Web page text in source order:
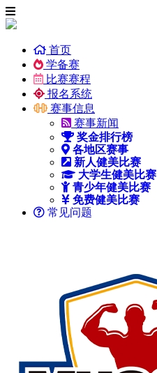
首页
学备赛
比赛赛程
报名系统
赛事信息
赛事新闻
奖金排行榜
各地区赛事
新人健美比赛
大学生健美比赛
青少年健美比赛
免费健美比赛
常见问题